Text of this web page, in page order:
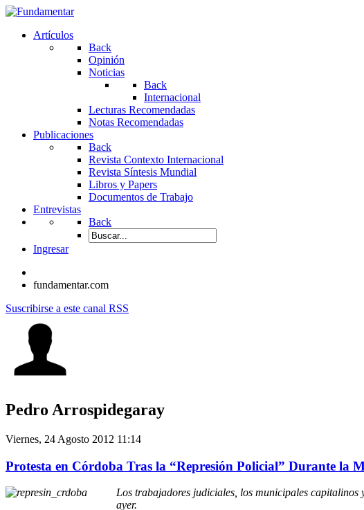
Artículos
Back
Opinión
Noticias
Back
Internacional
Lecturas Recomendadas
Notas Recomendadas
Publicaciones
Back
Revista Contexto Internacional
Revista Síntesis Mundial
Libros y Papers
Documentos de Trabajo
Entrevistas
Back
Ingresar
fundamentar.com
Suscribirse a este canal RSS
Pedro Arrospidegaray
Viernes, 24 Agosto 2012 11:14
Protesta en Córdoba Tras la “Represión Policial” Durante la
Los trabajadores judiciales, los municipales
ayer.